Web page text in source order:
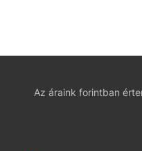
Az áraink forintban